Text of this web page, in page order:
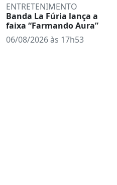
ENTRETENIMENTO
Banda La Fúria lança a
faixa “Farmando Aura”
06/08/2026 às 17h53